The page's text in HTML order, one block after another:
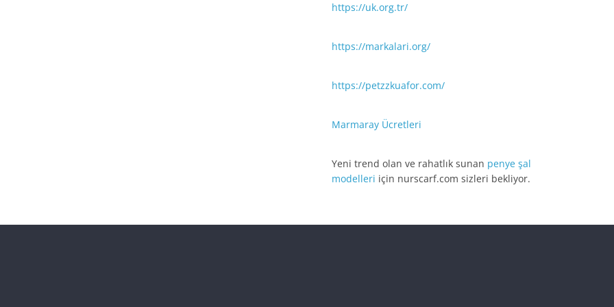
https://uk.org.tr/
https://markalari.org/
https://petzzkuafor.com/
Marmaray Ücretleri
Yeni trend olan ve rahatlık sunan penye şal
modelleri için nurscarf.com sizleri bekliyor.